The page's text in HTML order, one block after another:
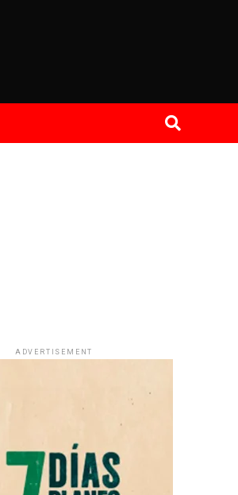
ADVERTISEMENT